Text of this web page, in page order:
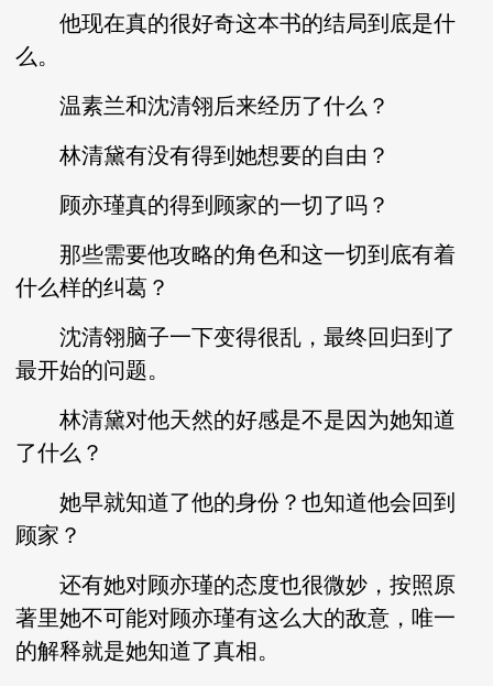
他现在真的很好奇这本书的结局到底是什
么。
温素兰和沈清翎后来经历了什么？
林清黛有没有得到她想要的自由？
顾亦瑾真的得到顾家的一切了吗？
那些需要他攻略的角色和这一切到底有着
什么样的纠葛？
沈清翎脑子一下变得很乱，最终回归到了
最开始的问题。
林清黛对他天然的好感是不是因为她知道
了什么？
她早就知道了他的身份？也知道他会回到
顾家？
还有她对顾亦瑾的态度也很微妙，按照原
著里她不可能对顾亦瑾有这么大的敌意，唯一
的解释就是她知道了真相。